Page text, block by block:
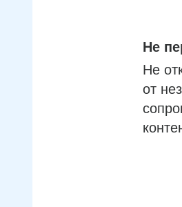
Не
Не
от